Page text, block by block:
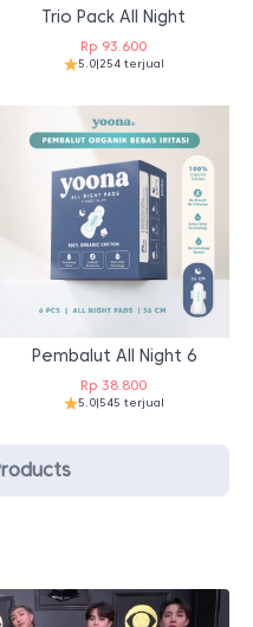
Trio Pack All Night
Rp 93.600
5.0|254 terjual
Pembalut All Night 6
Rp 38.800
5.0|545 terjual